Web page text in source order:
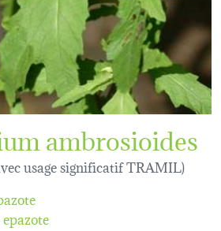
ambrosioides
usage significatif TRAMIL)
epazote